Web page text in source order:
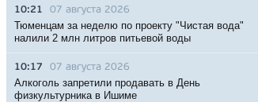
10:21 07 августа 2026
Тюменцам за неделю по проекту "Чистая вода"
налили 2 млн литров питьевой воды
10:17 07 августа 2026
Алкоголь запретили продавать в День
физкультурника в Ишиме